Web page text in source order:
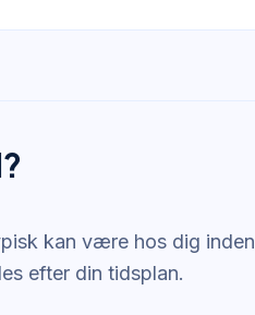
kan være hos dig inden
efter din tidsplan.